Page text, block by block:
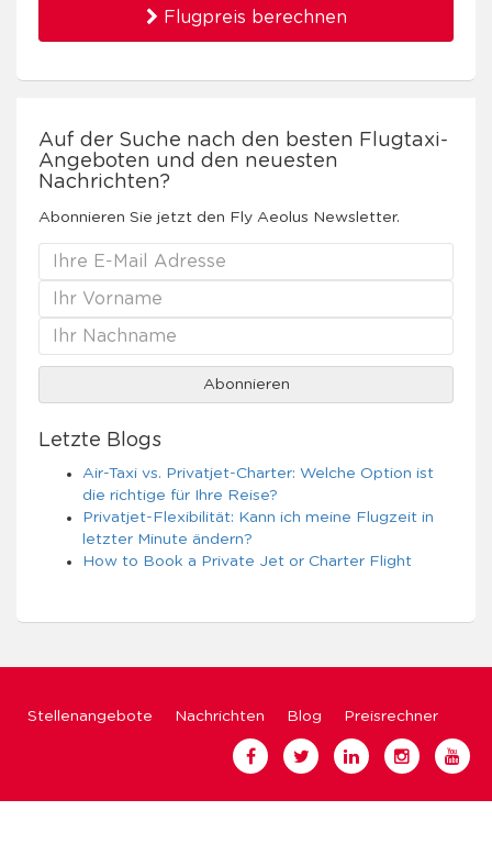
Flugpreis berechnen
Auf der Suche nach den besten Flugtaxi-
Angeboten und den neuesten
Nachrichten?
Abonnieren Sie jetzt den Fly Aeolus Newsletter.
Letzte Blogs
Air-Taxi vs. Privatjet-Charter: Welche Option ist
die richtige für Ihre Reise?
Privatjet-Flexibilität: Kann ich meine Flugzeit in
letzter Minute ändern?
How to Book a Private Jet or Charter Flight
Stellenangebote Nachrichten Blog Preisrechner